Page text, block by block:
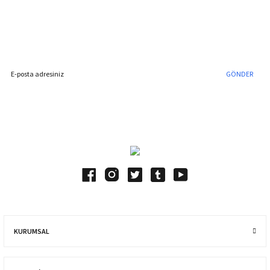
GÖNDER
KURUMSAL